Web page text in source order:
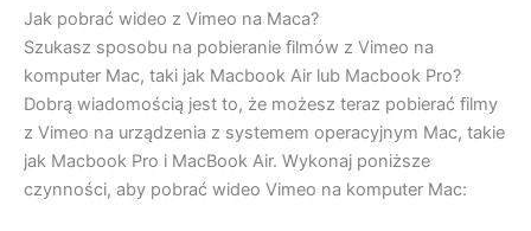
Jak pobrać wideo z Vimeo na Maca?
Szukasz sposobu na pobieranie filmów z Vimeo na
komputer Mac, taki jak Macbook Air lub Macbook Pro?
Dobrą wiadomością jest to, że możesz teraz pobierać filmy
z Vimeo na urządzenia z systemem operacyjnym Mac, takie
jak Macbook Pro i MacBook Air. Wykonaj poniższe
czynności, aby pobrać wideo Vimeo na komputer Mac: